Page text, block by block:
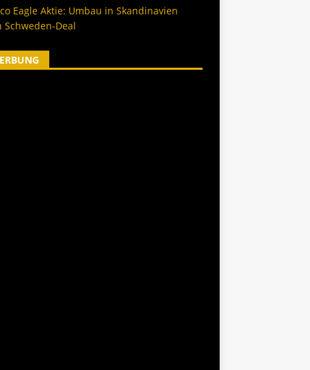
Eagle Aktie: Umbau in Skandinavien
Schweden-Deal